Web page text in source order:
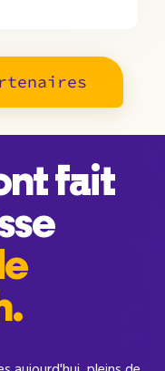
fait